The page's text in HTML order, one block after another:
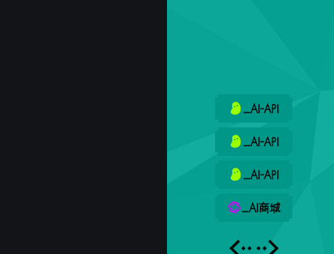
_AI-API
_AI-API
_AI-API
_AI商城